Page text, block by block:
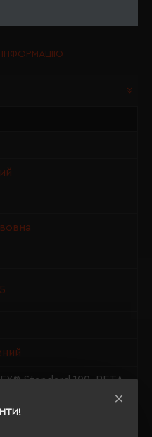
Standard 100, PETA-